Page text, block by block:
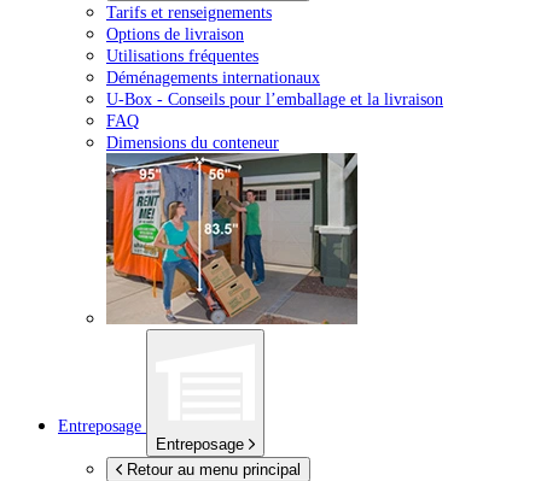
Tarifs et renseignements
Options de livraison
Utilisations fréquentes
Déménagements internationaux
U-Box - Conseils pour l’emballage et la livraison
FAQ
Dimensions du conteneur
Entreposage
Entreposage
Retour au menu principal